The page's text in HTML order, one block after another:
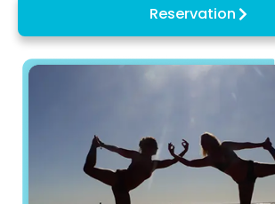
Reservation